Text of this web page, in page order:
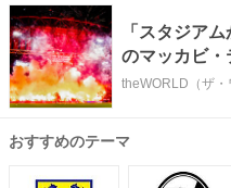
「スタジア
のマッカビ・
分を決定
theWORLD（ザ・
おすすめのテーマ